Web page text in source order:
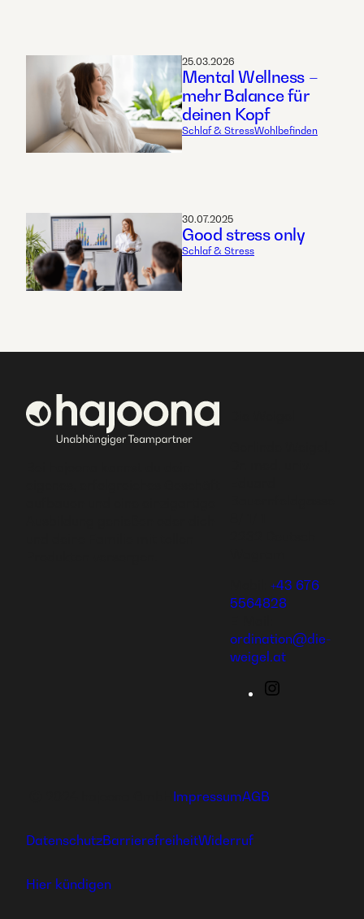
25.03.2026
Mental Wellness –
mehr Balance für
deinen Kopf
Schlaf & StressWohlbefinden
30.07.2025
Good stress only
Schlaf & Stress
+43 676
5564828
ordination@die-
weigel.at
ImpressumAGB
DatenschutzBarrierefreiheitWiderruf
Hier kündigen